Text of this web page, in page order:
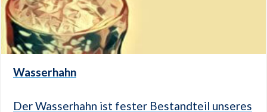
Wasserhahn
Der Wasserhahn ist fester Bestandteil unseres